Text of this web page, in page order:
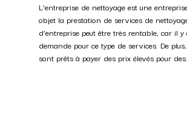
L'entreprise de nettoyage est une
objet la prestation de services de
d'entreprise peut être très rentable, car il y
demande pour ce type de services. De
sont prêts à payer des prix élevés pour